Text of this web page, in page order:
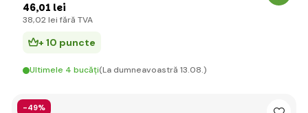
46,01 lei
38,02 lei fără TVA
+ 10 puncte
Ultimele 4 bucăți(La dumneavoastră 13.08.)
-49%